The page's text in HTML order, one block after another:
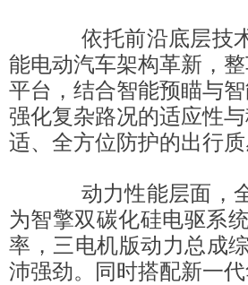
依托前沿底层技术
能电动汽车架构革新，
平台，结合智能预瞄与
强化复杂路况的适应性
适、全方位防护的出行
动力性能层面，全
为智擎双碳化硅电驱系
率，三电机版动力总成
沛强劲。同时搭配新一